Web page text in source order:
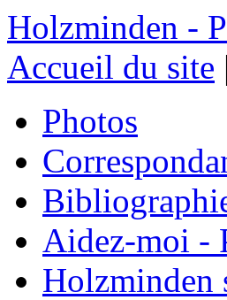
Holzminden -
Accueil du site |
Photos
Aidez-moi -
Holzminden